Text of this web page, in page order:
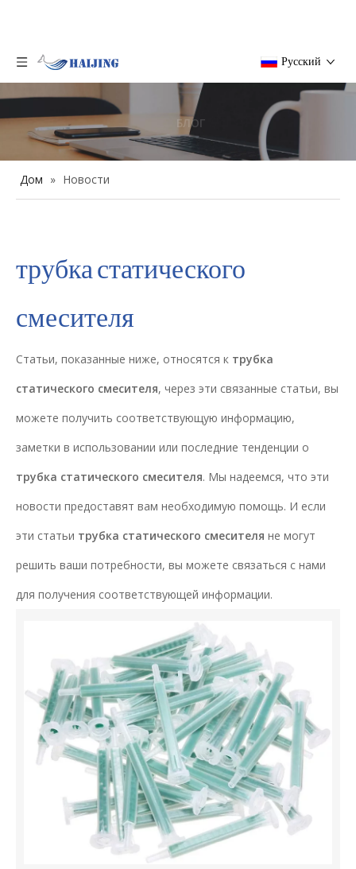
Pусский
БЛОГ
Дом » Новости
трубка статического
смесителя
Статьи, показанные ниже, относятся к трубка
статического смесителя, через эти связанные статьи, вы
можете получить соответствующую информацию,
заметки в использовании или последние тенденции о
трубка статического смесителя. Мы надеемся, что эти
новости предоставят вам необходимую помощь. И если
эти статьи трубка статического смесителя не могут
решить ваши потребности, вы можете связаться с нами
для получения соответствующей информации.